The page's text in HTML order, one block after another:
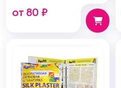
от 80 ₽